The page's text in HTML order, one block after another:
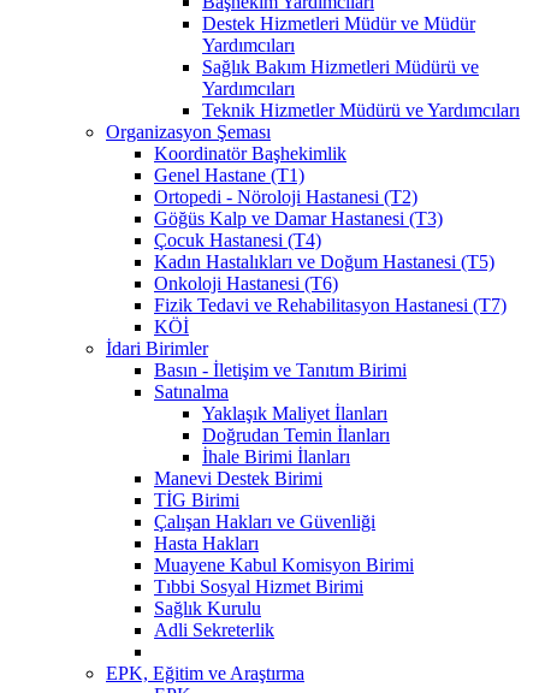
Destek Hizmetleri Müdür ve Müdür
Yardımcıları
Sağlık Bakım Hizmetleri Müdürü ve
Yardımcıları
Teknik Hizmetler Müdürü ve Yardımcıları
Organizasyon Şeması
Koordinatör Başhekimlik
Genel Hastane (T1)
Ortopedi - Nöroloji Hastanesi (T2)
Göğüs Kalp ve Damar Hastanesi (T3)
Çocuk Hastanesi (T4)
Kadın Hastalıkları ve Doğum Hastanesi (T5)
Onkoloji Hastanesi (T6)
Fizik Tedavi ve Rehabilitasyon Hastanesi (T7)
KÖİ
İdari Birimler
Basın - İletişim ve Tanıtım Birimi
Satınalma
Yaklaşık Maliyet İlanları
Doğrudan Temin İlanları
İhale Birimi İlanları
Manevi Destek Birimi
TİG Birimi
Çalışan Hakları ve Güvenliği
Hasta Hakları
Muayene Kabul Komisyon Birimi
Tıbbi Sosyal Hizmet Birimi
Sağlık Kurulu
Adli Sekreterlik
EPK, Eğitim ve Araştırma